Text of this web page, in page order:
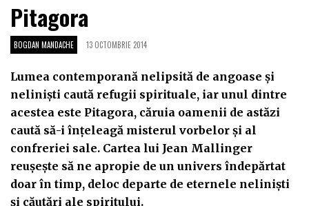
Pitagora
BOGDAN MANDACHE 13 OCTOMBRIE 2014
Lumea contemporană nelipsită de angoase şi
nelinişti caută refugii spirituale, iar unul dintre
acestea este Pitagora, căruia oamenii de astăzi
caută să-i înţeleagă misterul vorbelor şi al
confreriei sale. Cartea lui Jean Mallinger
reuşeşte să ne apropie de un univers îndepărtat
doar în timp, deloc departe de eternele nelinişti
şi căutări ale spiritului.